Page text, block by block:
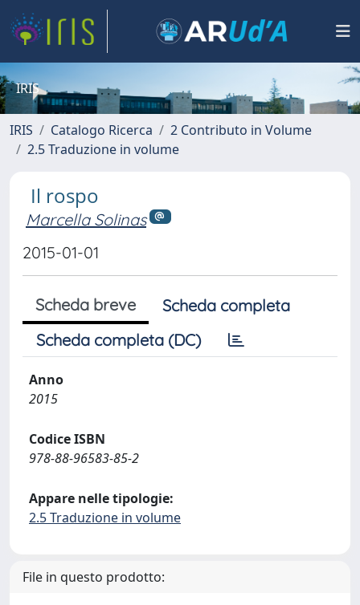
IRIS
IRIS Catalogo Ricerca
2 Contributo in Volume
2.5 Traduzione in volume
Il rospo
Marcella Solinas
2015-01-01
Scheda breve
Scheda completa
Scheda completa (DC)
Anno
2015
Codice ISBN
978-88-96583-85-2
Appare nelle tipologie:
2.5 Traduzione in volume
File in questo prodotto: